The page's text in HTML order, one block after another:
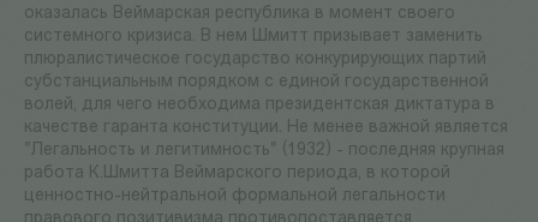
оказалась Веймарская республика в момент своего
системного кризиса. В нем Шмитт призывает заменить
плюралистическое государство конкурирующих партий
субстанциальным порядком с единой государственной
волей, для чего необходима президентская диктатура в
качестве гаранта конституции. Не менее важной является
"Легальность и легитимность" (1932) - последняя крупная
работа К.Шмитта Веймарского периода, в которой
ценностно-нейтральной формальной легальности